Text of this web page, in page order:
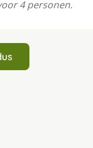
4 personen.